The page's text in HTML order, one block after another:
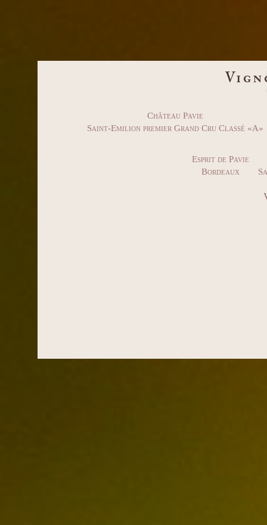
Château Pavie
Saint-Emilion premier Grand Cru Classé «A»
Esprit de Pavie
Bordeaux